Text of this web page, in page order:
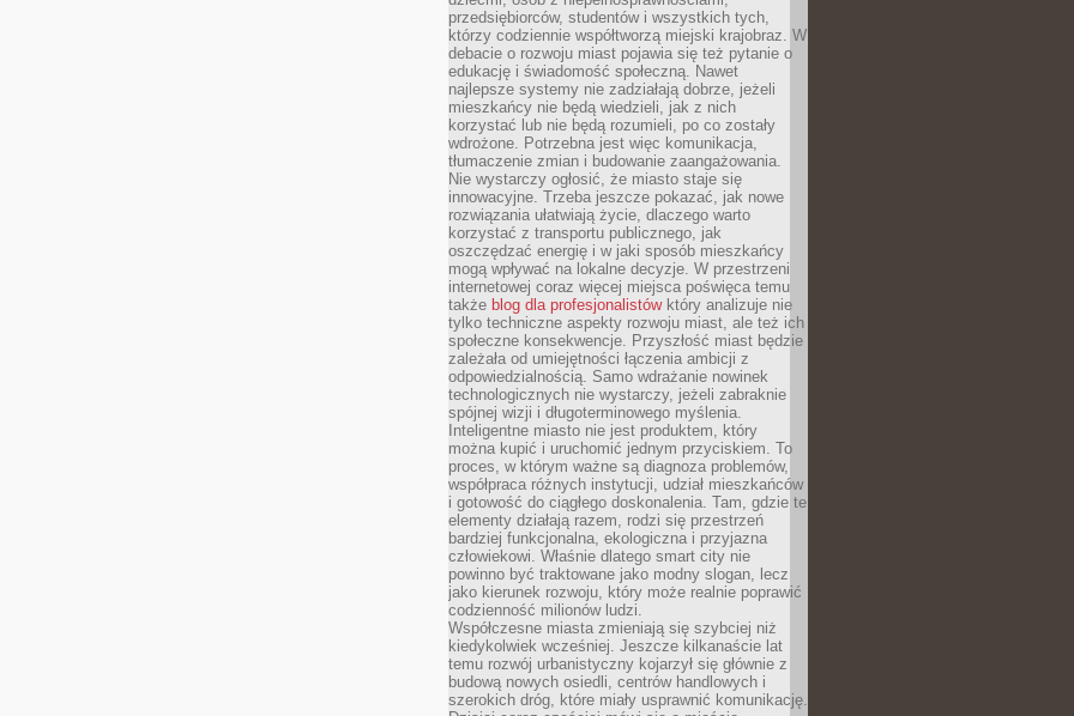
przedsiębiorców, studentów i wszystkich tych,
którzy codziennie współtworzą miejski krajobraz. W
debacie o rozwoju miast pojawia się też pytanie o
edukację i świadomość społeczną. Nawet
najlepsze systemy nie zadziałają dobrze, jeżeli
mieszkańcy nie będą wiedzieli, jak z nich
korzystać lub nie będą rozumieli, po co zostały
wdrożone. Potrzebna jest więc komunikacja,
tłumaczenie zmian i budowanie zaangażowania.
Nie wystarczy ogłosić, że miasto staje się
innowacyjne. Trzeba jeszcze pokazać, jak nowe
rozwiązania ułatwiają życie, dlaczego warto
korzystać z transportu publicznego, jak
oszczędzać energię i w jaki sposób mieszkańcy
mogą wpływać na lokalne decyzje. W przestrzeni
internetowej coraz więcej miejsca poświęca temu
także blog dla profesjonalistówktóry analizuje nie
tylko techniczne aspekty rozwoju miast, ale też ich
społeczne konsekwencje. Przyszłość miast będzie
zależała od umiejętności łączenia ambicji z
odpowiedzialnością. Samo wdrażanie nowinek
technologicznych nie wystarczy, jeżeli zabraknie
spójnej wizji i długoterminowego myślenia.
Inteligentne miasto nie jest produktem, który
można kupić i uruchomić jednym przyciskiem. To
proces, w którym ważne są diagnoza problemów,
współpraca różnych instytucji, udział mieszkańców
i gotowość do ciągłego doskonalenia. Tam, gdzie te
elementy działają razem, rodzi się przestrzeń
bardziej funkcjonalna, ekologiczna i przyjazna
człowiekowi. Właśnie dlatego smart city nie
powinno być traktowane jako modny slogan, lecz
jako kierunek rozwoju, który może realnie poprawić
codzienność milionów ludzi.
Współczesne miasta zmieniają się szybciej niż
kiedykolwiek wcześniej. Jeszcze kilkanaście lat
temu rozwój urbanistyczny kojarzył się głównie z
budową nowych osiedli, centrów handlowych i
szerokich dróg, które miały usprawnić komunikację.